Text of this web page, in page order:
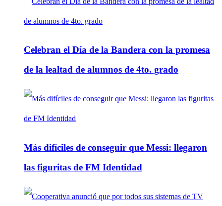
Celebran el Día de la Bandera con la promesa
de la lealtad de alumnos de 4to. grado
Más difíciles de conseguir que Messi: llegaron
las figuritas de FM Identidad